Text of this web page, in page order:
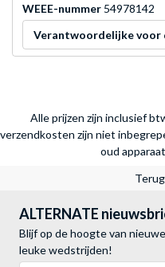
WEEE-nummer 54978142
Verantwoordelijke voor
Alle prijzen zijn inclusief
verzendkosten zijn niet
oud
ALTERNATE
Blijf op de hoogte van
leuke wedstrijden!